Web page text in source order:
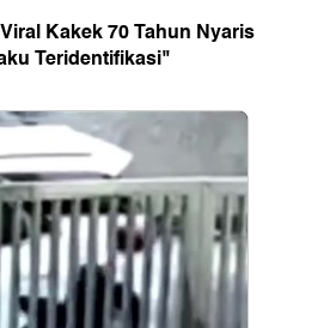
Kakek 70 Tahun Nyaris
Teridentifikasi"